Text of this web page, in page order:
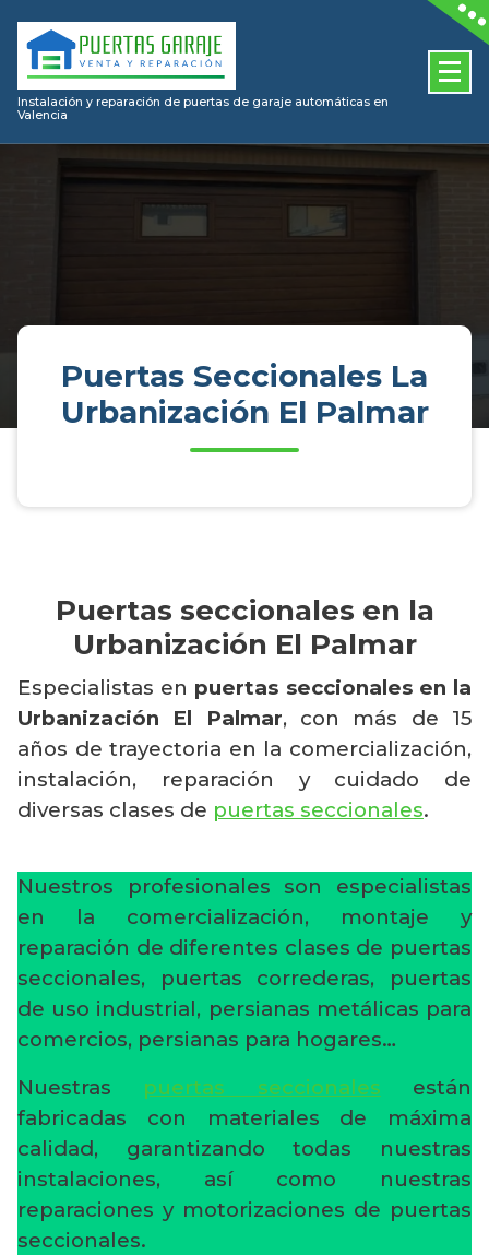
content
Instalación y reparación de puertas de garaje automáticas en
Valencia
Puertas Seccionales La
Urbanización El Palmar
Puertas seccionales en la
Urbanización El Palmar
Especialistas en puertas seccionales en la
Urbanización El Palmar, con más de 15
años de trayectoria en la comercialización,
instalación, reparación y cuidado de
diversas clases de puertas seccionales.
Nuestros profesionales son especialistas
en la comercialización, montaje y
reparación de diferentes clases de puertas
seccionales, puertas correderas, puertas
de uso industrial, persianas metálicas para
comercios, persianas para hogares…
Nuestras puertas seccionales están
fabricadas con materiales de máxima
calidad, garantizando todas nuestras
instalaciones, así como nuestras
reparaciones y motorizaciones de puertas
seccionales.